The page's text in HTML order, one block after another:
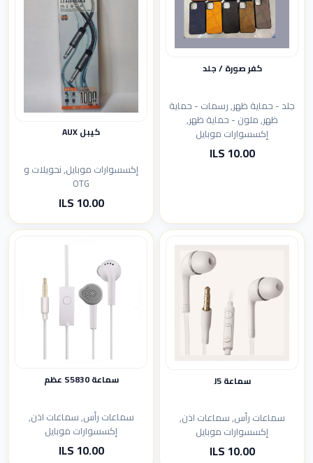
كفر صورة / جلد
جلد - حماية ظهر, رسمات - حماية
ظهر, ملون - حماية ظهر,
إكسسوارات موبايل
10.00 ILS
كيبل AUX
إكسسوارات موبايل, نحويلات و
OTG
10.00 ILS
سماعة J5
سماعات رأس, سماعات اذن,
إكسسوارات موبايل
10.00 ILS
سماعة S5830 عظم
سماعات رأس, سماعات اذن,
إكسسوارات موبايل
10.00 ILS